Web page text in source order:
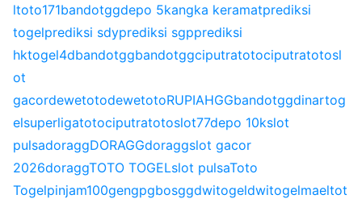
ltoto171bandotggdepo 5kangka keramatprediksi
togelprediksi sdyprediksi sgpprediksi
hktogel4dbandotggbandotggciputratotociputratotosl
ot
gacordewetotodewetotoRUPIAHGGbandotggdinartog
elsuperligatotociputratotoslot77depo 10kslot
pulsadoraggDORAGGdoraggslot gacor
2026doraggTOTO TOGELslot pulsaToto
Togelpinjam100gengpgbosggdwitogeldwitogelmaeltot